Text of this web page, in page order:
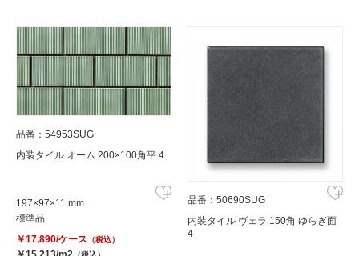
品番：54953SUG
内装タイル オーム 200×100角平 4
197×97×11 mm
標準品
￥17,890/ケース （税込）
品番：50690SUG
内装タイル ヴェラ 150角 ゆらぎ面
4